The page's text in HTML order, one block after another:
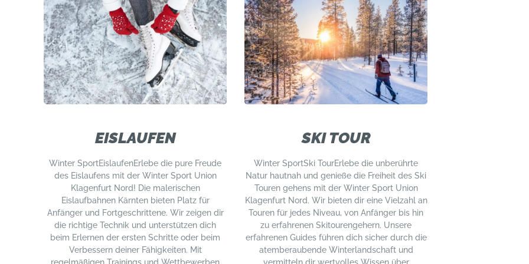
EISLAUFEN
Winter SportEislaufenErlebe die pure Freude
des Eislaufens mit der Winter Sport Union
Klagenfurt Nord! Die malerischen
Eislaufbahnen Kärnten bieten Platz für
Anfänger und Fortgeschrittene. Wir zeigen dir
die richtige Technik und unterstützen dich
beim Erlernen der ersten Schritte oder beim
Verbessern deiner Fähigkeiten. Mit
regelmäßigen Trainings und Wettbewerben
SKI TOUR
Winter SportSki TourErlebe die unberührte
Natur hautnah und genieße die Freiheit des Ski
Touren gehens mit der Winter Sport Union
Klagenfurt Nord. Wir bieten dir eine Vielzahl an
Touren für jedes Niveau, von Anfänger bis hin
zu erfahrenen Skitourengehern. Unsere
erfahrenen Guides führen dich sicher durch die
atemberaubende Winterlandschaft und
vermitteln dir wertvolles Wissen über